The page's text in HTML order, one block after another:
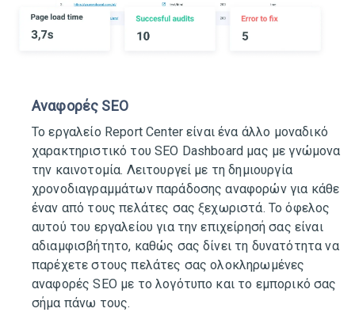
Αναφορές SEO
Το εργαλείο Report Center είναι ένα άλλο μοναδικό
χαρακτηριστικό του SEO Dashboard μας με γνώμονα
την καινοτομία. Λειτουργεί με τη δημιουργία
χρονοδιαγραμμάτων παράδοσης αναφορών για κάθε
έναν από τους πελάτες σας ξεχωριστά. Το όφελος
αυτού του εργαλείου για την επιχείρησή σας είναι
αδιαμφισβήτητο, καθώς σας δίνει τη δυνατότητα να
παρέχετε στους πελάτες σας ολοκληρωμένες
αναφορές SEO με το λογότυπο και το εμπορικό σας
σήμα πάνω τους.